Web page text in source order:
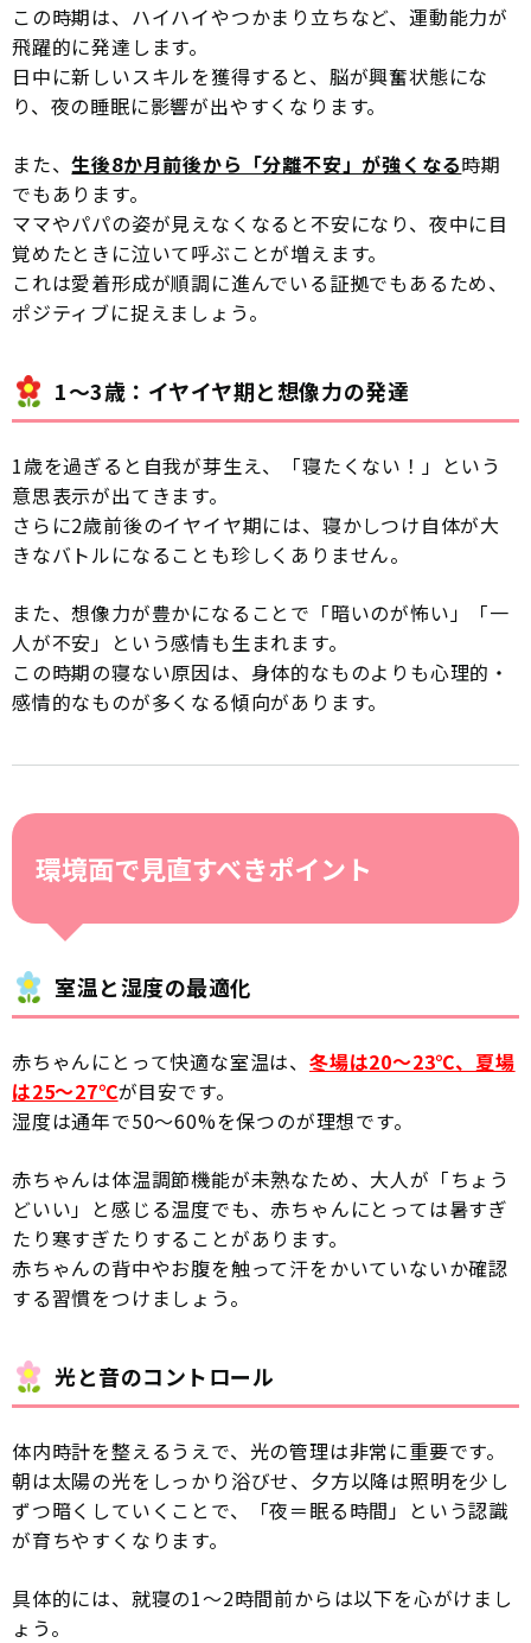
この時期は、ハイハイやつかまり立ちなど、運動能力が
飛躍的に発達します。
日中に新しいスキルを獲得すると、脳が興奮状態にな
り、夜の睡眠に影響が出やすくなります。
また、生後8か月前後から「分離不安」が強くなる時期
でもあります。
ママやパパの姿が見えなくなると不安になり、夜中に目
覚めたときに泣いて呼ぶことが増えます。
これは愛着形成が順調に進んでいる証拠でもあるため、
ポジティブに捉えましょう。
1〜3歳：イヤイヤ期と想像力の発達
1歳を過ぎると自我が芽生え、「寝たくない！」という
意思表示が出てきます。
さらに2歳前後のイヤイヤ期には、寝かしつけ自体が大
きなバトルになることも珍しくありません。
また、想像力が豊かになることで「暗いのが怖い」「一
人が不安」という感情も生まれます。
この時期の寝ない原因は、身体的なものよりも心理的・
感情的なものが多くなる傾向があります。
環境面で見直すべきポイント
室温と湿度の最適化
赤ちゃんにとって快適な室温は、 冬場は20〜23℃、夏場
は25〜27℃が目安です。
湿度は通年で50〜60%を保つのが理想です。
赤ちゃんは体温調節機能が未熟なため、大人が「ちょう
どいい」と感じる温度でも、赤ちゃんにとっては暑すぎ
たり寒すぎたりすることがあります。
赤ちゃんの背中やお腹を触って汗をかいていないか確認
する習慣をつけましょう。
光と音のコントロール
体内時計を整えるうえで、光の管理は非常に重要です。
朝は太陽の光をしっかり浴びせ、夕方以降は照明を少し
ずつ暗くしていくことで、「夜＝眠る時間」という認識
が育ちやすくなります。
具体的には、就寝の1〜2時間前からは以下を心がけまし
ょう。